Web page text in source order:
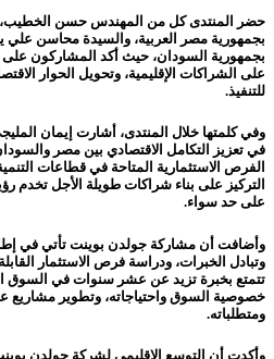
حضر المنتدى كل من المهندس حسن الخطيب،
بجمهورية مصر العربية، والسيدة محاسن علي
بجمهورية السودان، حيث أكد المشاركون على
على الشراكات الإقليمية، وتحويل الحوار
للتنفيذ.
وفي كلمتها خلال المنتدى، أشارت إيمان
في تعزيز التكامل الاقتصادي بين مصر
الفرص الاستثمارية المتاحة في قطاعات التنمية
التركيز على بناء شراكات طويلة الأجل تخدم
على حد سواء.
وأضافت أن مشاركة جولدن بوينت تأتي في
وتبادل الخبرات، ودراسة فرص الاستثمار
تتمتع بخبرة تزيد عن عشر سنوات في السوق
خصوصية السوق واحتياجاته، وتطوير مشاريع
ومتطلباته.
وأكدت أن التوسع الإقليمي لشركة جولدن